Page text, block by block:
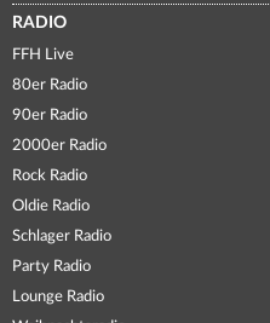
RADIO
FFH Live
80er Radio
90er Radio
2000er Radio
Rock Radio
Oldie Radio
Schlager Radio
Party Radio
Lounge Radio